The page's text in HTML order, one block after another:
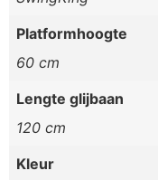
Platformhoogte
60 cm
Lengte glijbaan
120 cm
Kleur